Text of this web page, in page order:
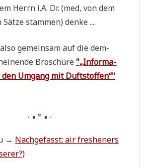
Herrn i.A. Dr. (med, von dem
stam­men) denke ....
gemein­sam auf die dem­
Bro­schü­re "„Infor­ma­
Umgang mit Duftstoffen“"
∙ ▪ ° ▪ ∙
→ Nach­ge­fasst: air fres­he­ners